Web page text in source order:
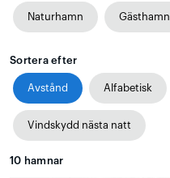
Naturhamn Gästhamn
Sortera efter
Avstånd Alfabetisk
Vindskydd nästa natt
10 hamnar